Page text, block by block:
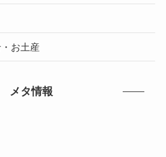
お土産
メタ情報